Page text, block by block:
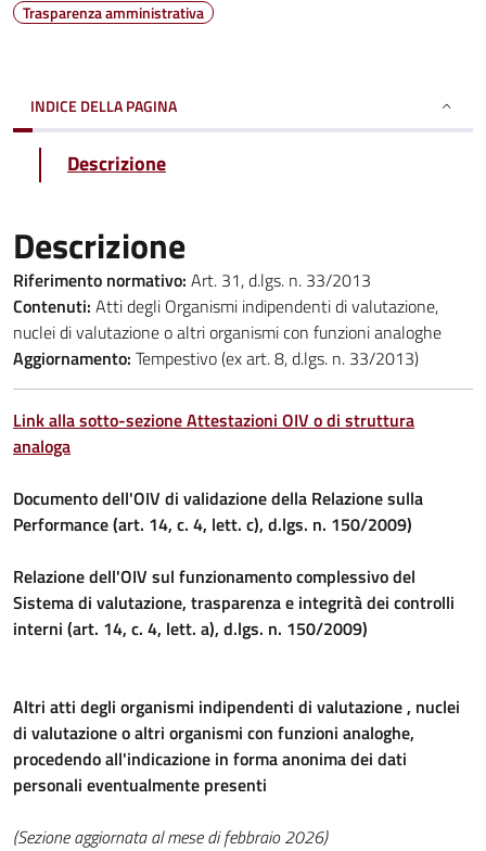
Trasparenza amministrativa
INDICE DELLA PAGINA
Descrizione
Descrizione
Riferimento normativo: Art. 31, d.lgs. n. 33/2013
Contenuti: Atti degli Organismi indipendenti di valutazione,
nuclei di valutazione o altri organismi con funzioni analoghe
Aggiornamento: Tempestivo (ex art. 8, d.lgs. n. 33/2013)
Link alla sotto-sezione Attestazioni OIV o di struttura
analoga
Documento dell'OIV di validazione della Relazione sulla
Performance (art. 14, c. 4, lett. c), d.lgs. n. 150/2009)
Relazione dell'OIV sul funzionamento complessivo del
Sistema di valutazione, trasparenza e integrità dei controlli
interni (art. 14, c. 4, lett. a), d.lgs. n. 150/2009)
Altri atti degli organismi indipendenti di valutazione , nuclei
di valutazione o altri organismi con funzioni analoghe,
procedendo all'indicazione in forma anonima dei dati
personali eventualmente presenti
(Sezione aggiornata al mese di febbraio 2026)